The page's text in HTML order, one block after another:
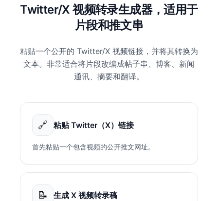
Twitter/X 视频转录生成器，适用于
片段和推文串
粘贴一个公开的 Twitter/X 视频链接，并将其转换为
文本。非常适合将片段改编成帖子串、博客、新闻
通讯、摘要和翻译。
🔗 粘贴 Twitter（X）链接
首先粘贴一个包含视频的公开推文网址。
📝 生成 X 视频转录稿